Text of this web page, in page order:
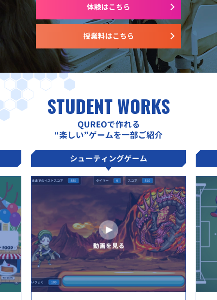
授業料はこちら
体験はこちら
STUDENT WORKS
QUREOで作れる
“楽しい”ゲームを一部ご紹介
シューティングゲーム